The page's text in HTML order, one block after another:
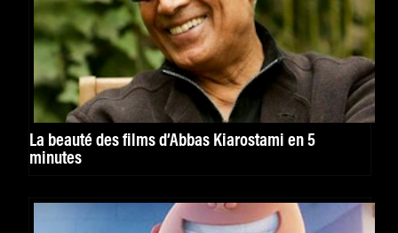
La beauté des films d’Abbas Kiarostami en 5
minutes